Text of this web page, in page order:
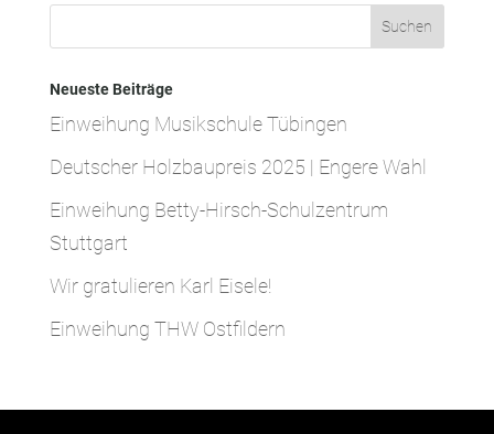
Neueste Beiträge
Einweihung Musikschule Tübingen
Deutscher Holzbaupreis 2025 | Engere Wahl
Einweihung Betty-Hirsch-Schulzentrum
Stuttgart
Wir gratulieren Karl Eisele!
Einweihung THW Ostfildern